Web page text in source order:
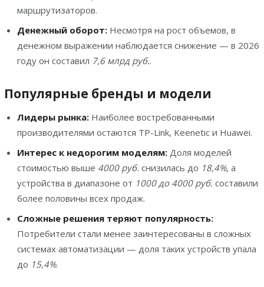
маршрутизаторов.
Денежный оборот:Несмотря на рост объемов, в
денежном выражении наблюдается снижение — в 2026
году он составил 7,6 млрд руб..
Популярные бренды и модели
Лидеры рынка:Наиболее востребованными
производителями остаются TP-Link, Keenetic и Huawei.
Интерес к недорогим моделям:Доля моделей
стоимостью выше 4000 руб. снизилась до 18,4%, а
устройства в диапазоне от 1000 до 4000 руб. составили
более половины всех продаж.
Сложные решения теряют популярность:
Потребители стали менее заинтересованы в сложных
системах автоматизации — доля таких устройств упала
до 15,4%.